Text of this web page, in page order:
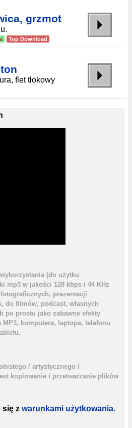
grzmot
Top Download
flet tłokowy
(do użytku
mp3 w jakości 128 kbps i 44 KHz
prezentacji
do filmów, podcast, własnych
po prostu jako zabawne efekty
komputera, laptopa, telefonu
/ artystycznego /
kopiowanie i przetwarzanie plików
się z warunkami użytkowania.